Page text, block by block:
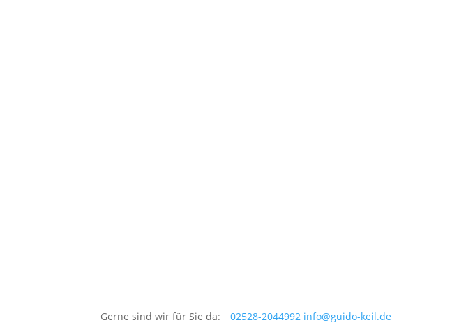
Gerne sind wir für Sie da: 02528-2044992 info@guido-keil.de